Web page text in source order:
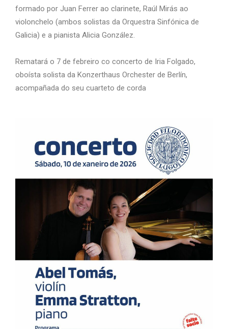
formado por Juan Ferrer ao clarinete, Raúl Mirás ao
violonchelo (ambos solistas da Orquestra Sinfónica de
Galicia) e a pianista Alicia González.
Rematará o 7 de febreiro co concerto de Iria Folgado,
oboísta solista da Konzerthaus Orchester de Berlín,
acompañada do seu cuarteto de corda